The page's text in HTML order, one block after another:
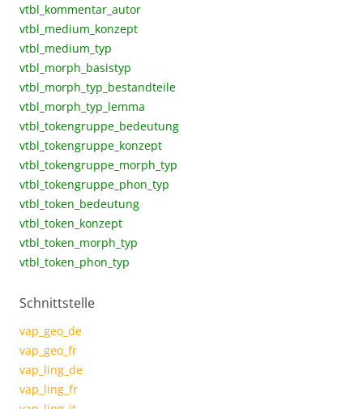
vtbl_kommentar_autor
vtbl_medium_konzept
vtbl_medium_typ
vtbl_morph_basistyp
vtbl_morph_typ_bestandteile
vtbl_morph_typ_lemma
vtbl_tokengruppe_bedeutung
vtbl_tokengruppe_konzept
vtbl_tokengruppe_morph_typ
vtbl_tokengruppe_phon_typ
vtbl_token_bedeutung
vtbl_token_konzept
vtbl_token_morph_typ
vtbl_token_phon_typ
Schnittstelle
vap_geo_de
vap_geo_fr
vap_ling_de
vap_ling_fr